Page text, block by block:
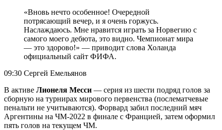
«Вновь нечто особенное! Очередной
потрясающий вечер, и я очень горжусь.
Наслаждаюсь. Мне нравится играть за Норвегию с
самого моего дебюта, это видно. Чемпионат мира
— это здорово!» — приводит слова Холанда
официальный сайт ФИФА.
09:30 Сергей Емельянов
В активе Лионеля Месси — серия из шести подряд голов за
сборную на турнирах мирового первенства (послематчевые
пенальти не учитываются). Форвард забил последний мяч
Аргентины на ЧМ-2022 в финале с Францией, затем оформил
пять голов на текущем ЧМ.